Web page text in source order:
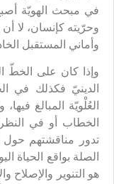
في مبحث الهويّة
وحرّيته كإنسان، لا
وأماني المستقبل
وإذا كان على الخطّ
الدينيّ فكذلك في
العُلْويّة المبالغ
الخطاب أو في
تدور مناقشتهم
الصلة بواقع الحياة
هو التنوير والإصلاح